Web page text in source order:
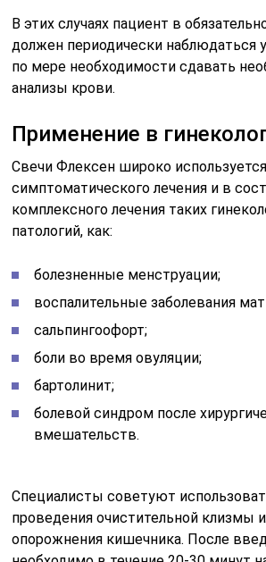
В этих случаях пациент в
должен периодически наблюдаться
по мере необходимости сдавать
анализы крови.
Применение в
Свечи Флексен широко
симптоматического лечения и в
комплексного лечения таких
патологий, как:
болезненные менструации;
воспалительные заболевания
сальпингоофорт;
боли во время овуляции;
бартолинит;
болевой синдром после
вмешательств.
Специалисты советуют
проведения очистительной клизмы
опорожнения кишечника. После